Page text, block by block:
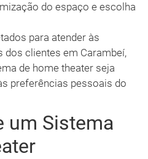
do espaço e escolha
para atender às
dos clientes em Carambeí,
de home theater seja
preferências pessoais do
um Sistema